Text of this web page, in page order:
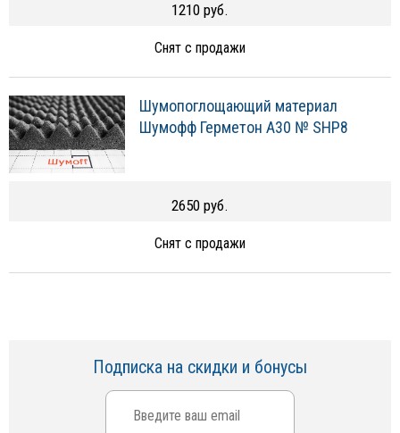
1210 руб.
Снят с продажи
Шумопоглощающий материал
Шумофф Герметон А30 № SHP8
2650 руб.
Снят с продажи
Подписка на скидки и бонусы